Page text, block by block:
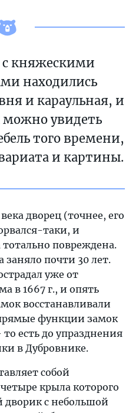
с княжескими
находились
и караульная, и
можно увидеть
того времени,
и картины.
дворец (точнее, его
таки, и
повреждена.
заняло почти 30 лет.
уже от
в 1667 г., и опять
восстанавливали
функции замок
есть до упразднения
в Дубровнике.
собой
крыла которого
дворик с небольшой